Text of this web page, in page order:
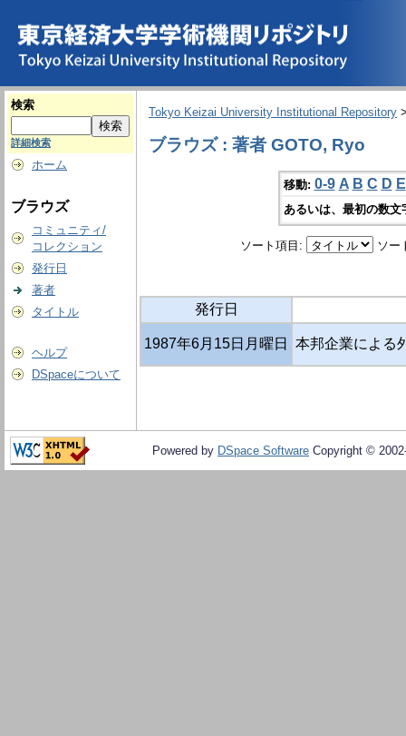
検索
詳細検索
ホーム
ブラウズ
コミュニティ/
コレクション
発行日
著者
タイトル
ヘルプ
DSpaceについて
Tokyo Keizai University Institutional Repository
ブラウズ : 著者 GOTO, Ryo
移動: 0-9 A B C D E
あるいは、最初の数
ソート項目: ソー
発行日
1987年6月15日月曜日 本邦企業による
Powered by DSpace Software Copyright ©